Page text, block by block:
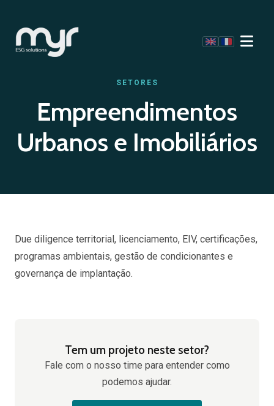
SETORES
Empreendimentos
Urbanos e Imobiliários
Due diligence territorial, licenciamento, EIV, certificações,
programas ambientais, gestão de condicionantes e
governança de implantação.
Tem um projeto neste setor?
Fale com o nosso time para entender como
podemos ajudar.